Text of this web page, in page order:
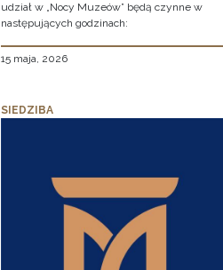
udział w „Nocy Muzeów” będą czynne w
następujących godzinach:
15 maja, 2026
SIEDZIBA